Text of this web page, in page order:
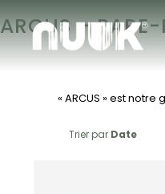
au
ARCUS - PARE-
« ARCUS » est
Trier par Date